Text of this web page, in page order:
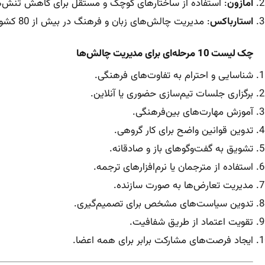
آمازون: استفاده از ساختارهای کوچک و مستقل برای کاهش
استارباکس: مدیریت چالش‌های زبان و فرهنگ در بیش از 80 کشور.
چک لیست 10 مرحله‌ای برای مدیریت چالش‌ها
شناسایی و احترام به تفاوت‌های فرهنگی.
برگزاری جلسات تیم‌سازی حضوری یا آنلاین.
آموزش مهارت‌های بین‌فرهنگی.
تدوین قوانین واضح برای کار گروهی.
تشویق به گفت‌وگوهای باز و صادقانه.
استفاده از مترجمان یا نرم‌افزارهای ترجمه.
مدیریت تعارض‌ها به صورت سازنده.
تدوین سیاست‌های مشخص برای تصمیم‌گیری.
تقویت اعتماد از طریق شفافیت.
ایجاد فرصت‌های مشارکت برابر برای همه اعضا.